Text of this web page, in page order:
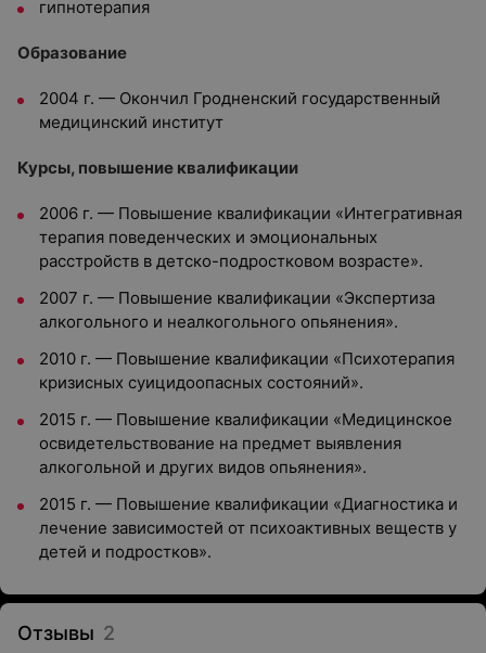
гипнотерапия
Образование
2004 г. — Окончил Гродненский государственный
медицинский институт
Курсы, повышение квалификации
2006 г. — Повышение квалификации «Интегративная
терапия поведенческих и эмоциональных
расстройств в детско-подростковом возрасте».
2007 г. — Повышение квалификации «Экспертиза
алкогольного и неалкогольного опьянения».
2010 г. — Повышение квалификации «Психотерапия
кризисных суицидоопасных состояний».
2015 г. — Повышение квалификации «Медицинское
освидетельствование на предмет выявления
алкогольной и других видов опьянения».
2015 г. — Повышение квалификации «Диагностика и
лечение зависимостей от психоактивных веществ у
детей и подростков».
Отзывы 2